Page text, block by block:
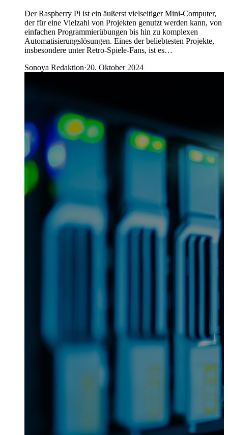
Der Raspberry Pi ist ein äußerst vielseitiger Mini-Computer,
der für eine Vielzahl von Projekten genutzt werden kann, von
einfachen Programmierübungen bis hin zu komplexen
Automatisierungslösungen. Eines der beliebtesten Projekte,
insbesondere unter Retro-Spiele-Fans, ist es…
Sonoya Redaktion·20. Oktober 2024